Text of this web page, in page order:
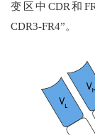
变区中CDR和
CDR3-FR4”。